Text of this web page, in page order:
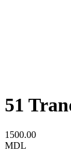
51
1500.00
MDL